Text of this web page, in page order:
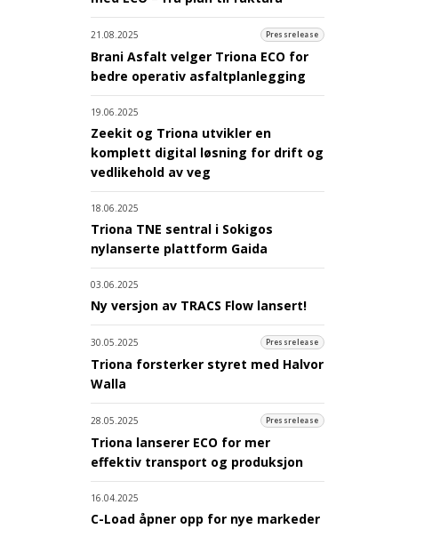
21.08.2025 Pressrelease
Brani Asfalt velger Triona ECO for
bedre operativ asfaltplanlegging
19.06.2025
Zeekit og Triona utvikler en
komplett digital løsning for drift og
vedlikehold av veg
18.06.2025
Triona TNE sentral i Sokigos
nylanserte plattform Gaida
03.06.2025
Ny versjon av TRACS Flow lansert!
30.05.2025 Pressrelease
Triona forsterker styret med Halvor
Walla
28.05.2025 Pressrelease
Triona lanserer ECO for mer
effektiv transport og produksjon
16.04.2025
C-Load åpner opp for nye markeder